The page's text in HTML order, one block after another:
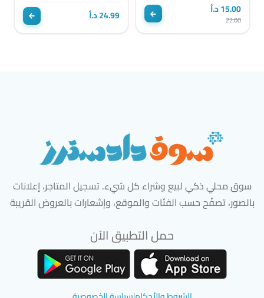
15.00 د.أ
22.00 24.99 د.أ
سوق محلي ذكي لبيع وشراء كل شيء. تسجيل المتاجر، إعلانات
بالصور، تصفّح حسب الفئات والموقع، وإشعارات بالعروض القريبة
حمل التطبيق الآن